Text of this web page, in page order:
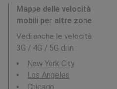
Mappe delle velocità
mobili per altre zone
Vedi anche le velocità
3G / 4G / 5G di in :
New York City
Los Angeles
Chicago